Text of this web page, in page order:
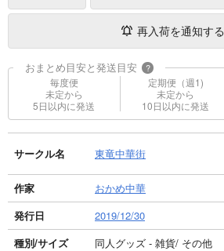
再入荷を通知する
おまとめ目安と発送目安 ?
毎度便
未定から
5日以内に発送
定期便（週1)
未定から
10日以内に発送
サークル名 東竜中華街
作家
おかめ中華
発行日
2019/12/30
種別/サイズ
同人グッズ - 雑貨/ その他